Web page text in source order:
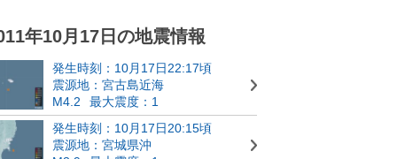
年10月17日の地震情報
発生時刻：10月17日22:17頃
震源地：宮古島近海
M4.2
最大震度：1
発生時刻：10月17日20:15頃
震源地：宮城県沖